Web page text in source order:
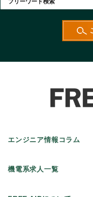
エンジニア情報コラム
機電系求人一覧